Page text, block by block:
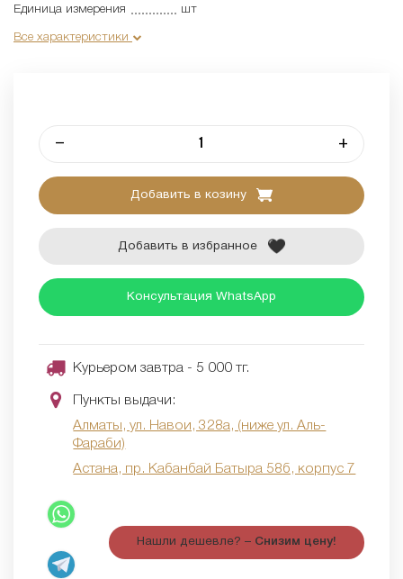
Единица измерения
шт
Все характеристики
– +
Добавить в козину
Добавить в избранное
Консультация WhatsApp
Курьером завтра - 5 000 тг.
Пункты выдачи:
Алматы, ул. Навои, 328а, (ниже ул. Аль-
Фараби)
Астана, пр. Кабанбай Батыра 58б, корпус 7
Нашли дешевле? – Снизим цену!